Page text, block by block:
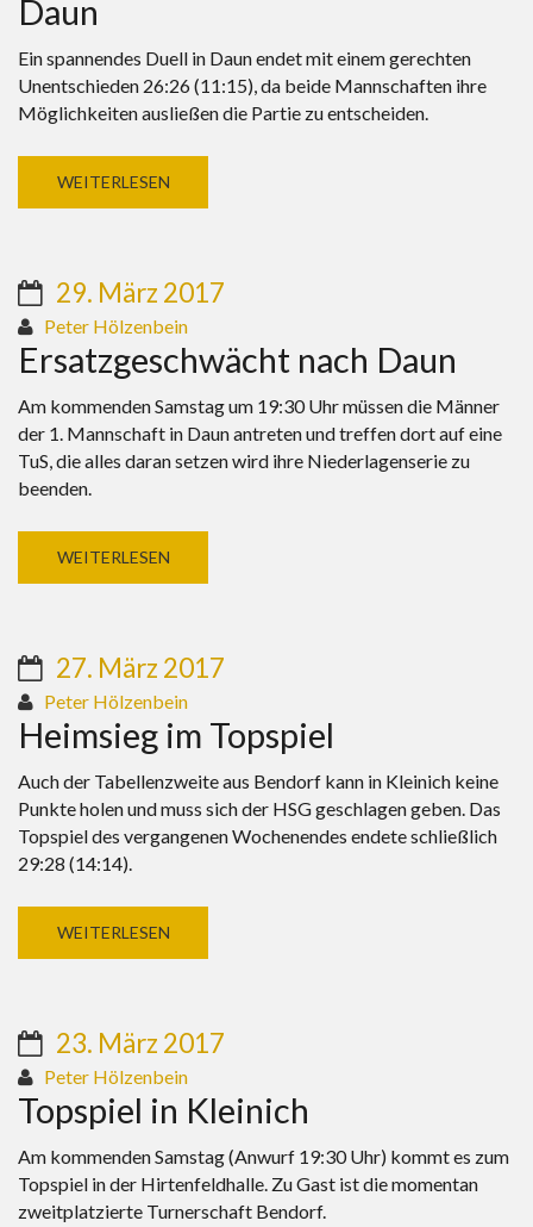
Daun
Ein spannendes Duell in Daun endet mit einem gerechten
Unentschieden 26:26 (11:15), da beide Mannschaften ihre
Möglichkeiten ausließen die Partie zu entscheiden.
WEITERLESEN
29. März 2017
Peter Hölzenbein
Ersatzgeschwächt nach Daun
Am kommenden Samstag um 19:30 Uhr müssen die Männer
der 1. Mannschaft in Daun antreten und treffen dort auf eine
TuS, die alles daran setzen wird ihre Niederlagenserie zu
beenden.
WEITERLESEN
27. März 2017
Peter Hölzenbein
Heimsieg im Topspiel
Auch der Tabellenzweite aus Bendorf kann in Kleinich keine
Punkte holen und muss sich der HSG geschlagen geben. Das
Topspiel des vergangenen Wochenendes endete schließlich
29:28 (14:14).
WEITERLESEN
23. März 2017
Peter Hölzenbein
Topspiel in Kleinich
Am kommenden Samstag (Anwurf 19:30 Uhr) kommt es zum
Topspiel in der Hirtenfeldhalle. Zu Gast ist die momentan
zweitplatzierte Turnerschaft Bendorf.